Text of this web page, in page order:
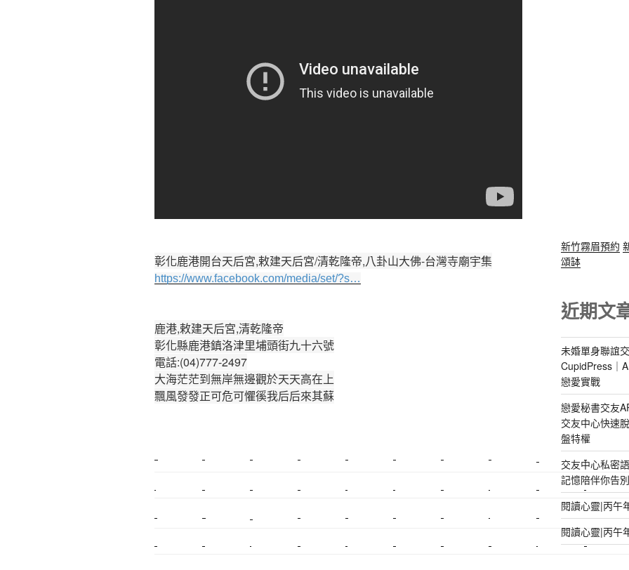
彰化鹿港開台天后宮,敕建天后宮/清乾隆帝,八卦山大佛-台灣寺廟宇集
https://www.facebook.com/media/set/?s…
鹿港,敕建天后宮,清乾隆帝
彰化縣鹿港鎮洛津里埔頭街九十六號
電話:(04)777-2497
大海茫茫到無岸無邊觀於天天高在上
飄風發發正可危可懼徯我后后來其蘇
新竹霧眉預約
頌缽
近期文
未婚單身聯誼
CupidPress｜
戀愛實戰
戀愛秘書交友
交友中心快速
盤特權
交友中心私密
記憶陪伴你告
閱讀心靈|丙午
閱讀心靈|丙午